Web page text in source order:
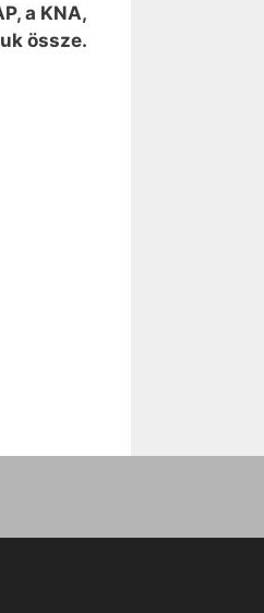
a KNA,
össze.